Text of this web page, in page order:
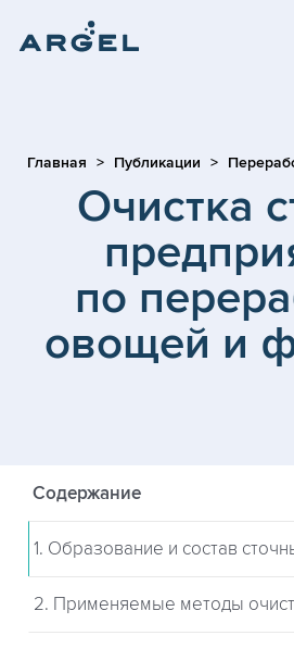
Главная Публикации
Очистка
по
овощей и
Содержание
1. Образование и состав
2. Применяемые методы